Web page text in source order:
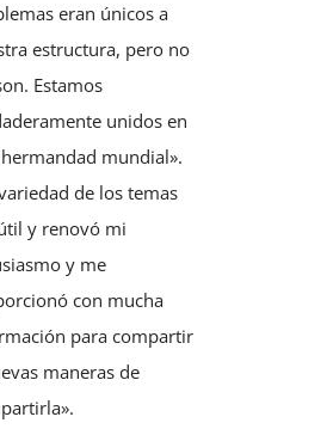
eran únicos a
estructura, pero no
Estamos
unidos en
mundial».
de los temas
y renovó mi
y me
con mucha
para compartir
maneras de